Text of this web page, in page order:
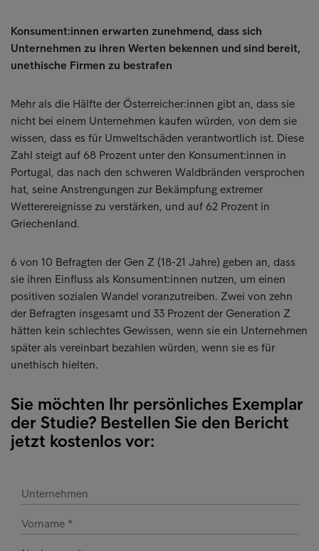
Konsument:innen erwarten zunehmend, dass sich
Unternehmen zu ihren Werten bekennen und sind bereit,
unethische Firmen zu bestrafen
Mehr als die Hälfte der Österreicher:innen gibt an, dass sie
nicht bei einem Unternehmen kaufen würden, von dem sie
wissen, dass es für Umweltschäden verantwortlich ist. Diese
Zahl steigt auf 68 Prozent unter den Konsument:innen in
Portugal, das nach den schweren Waldbränden versprochen
hat, seine Anstrengungen zur Bekämpfung extremer
Wetterereignisse zu verstärken, und auf 62 Prozent in
Griechenland.
6 von 10 Befragten der Gen Z (18-21 Jahre) geben an, dass
sie ihren Einfluss als Konsument:innen nutzen, um einen
positiven sozialen Wandel voranzutreiben. Zwei von zehn
der Befragten insgesamt und 33 Prozent der Generation Z
hätten kein schlechtes Gewissen, wenn sie ein Unternehmen
später als vereinbart bezahlen würden, wenn sie es für
unethisch hielten.
Sie möchten Ihr persönliches Exemplar
der Studie? Bestellen Sie den Bericht
jetzt kostenlos vor: